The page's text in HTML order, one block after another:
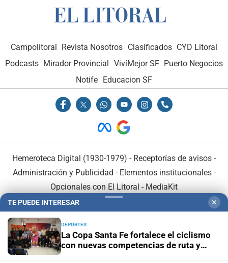
Campolitoral Revista Nosotros Clasificados CYD Litoral
Podcasts Mirador Provincial VivíMejor SF Puerto Negocios
Notife Educacion SF
Hemeroteca Digital (1930-1979) - Receptorías de avisos -
Administración y Publicidad - Elementos institucionales-
Opcionales con El Litoral - MediaKit
TE PUEDE INTERESAR ✕
DEPORTES
La Copa Santa Fe fortalece el ciclismo
con nuevas competencias de ruta y